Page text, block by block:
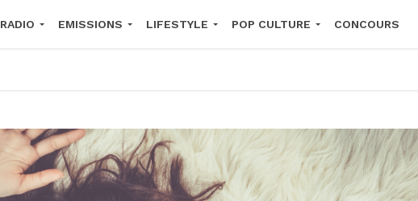
RADIO EMISSIONS LIFESTYLE POP CULTURE CONCOURS